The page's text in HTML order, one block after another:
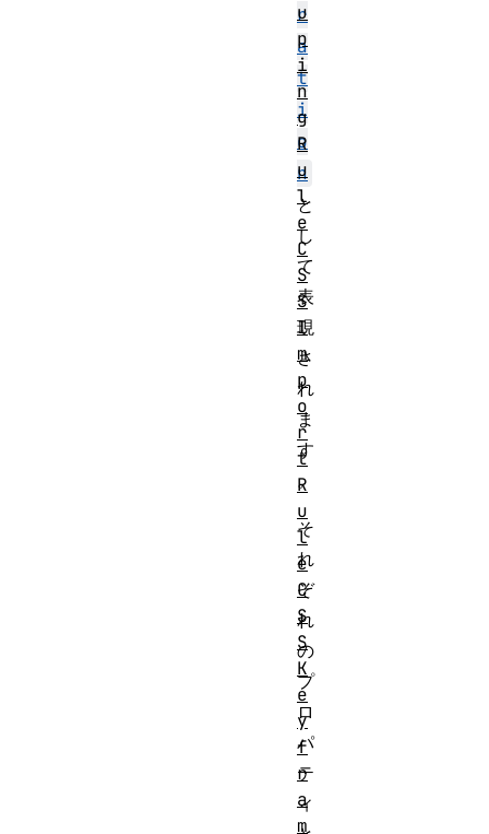
r
a
t
i
o
n
と
し
て
表
現
さ
れ
ま
す
。
そ
れ
ぞ
れ
の
プ
ロ
パ
テ
ィ
u
p
i
n
g
R
u
l
e
C
S
S
I
m
p
o
r
t
R
u
l
e
C
S
S
K
e
y
f
r
a
m